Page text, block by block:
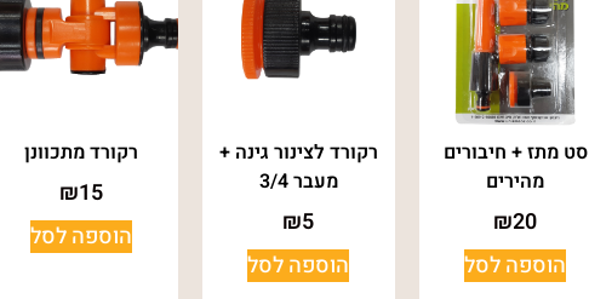
סט מתז + חיבורים
מהירים
₪20
הוספה לסל
רקורד לצינור גינה +
מעבר 3/4
₪5
הוספה לסל
רקורד מתכוונן
₪15
הוספה לסל